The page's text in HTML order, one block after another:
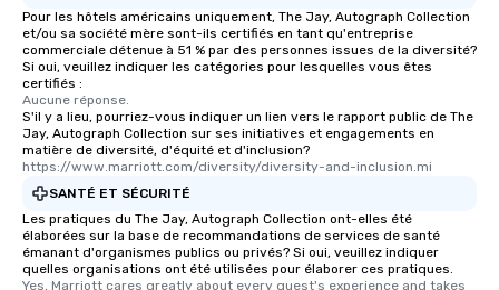
Pour les hôtels américains uniquement, The Jay, Autograph Collection
et/ou sa société mère sont-ils certifiés en tant qu'entreprise
commerciale détenue à 51 % par des personnes issues de la diversité?
Si oui, veuillez indiquer les catégories pour lesquelles vous êtes
certifiés :
Aucune réponse.
S'il y a lieu, pourriez-vous indiquer un lien vers le rapport public de The
Jay, Autograph Collection sur ses initiatives et engagements en
matière de diversité, d'équité et d'inclusion?
https://www.marriott.com/diversity/diversity-and-inclusion.mi
SANTÉ ET SÉCURITÉ
Les pratiques du The Jay, Autograph Collection ont-elles été
élaborées sur la base de recommandations de services de santé
émanant d'organismes publics ou privés? Si oui, veuillez indiquer
quelles organisations ont été utilisées pour élaborer ces pratiques.
Yes, Marriott cares greatly about every guest's experience and takes